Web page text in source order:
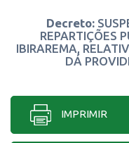
Decreto:
REPARTIÇÕES
IBIRAREMA,
DÁ
IMPRIMIR